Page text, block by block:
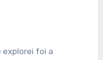
explorei foi a